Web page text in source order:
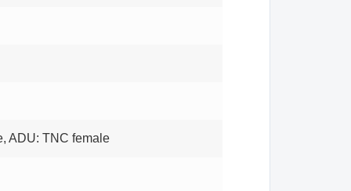
ADU: TNC female